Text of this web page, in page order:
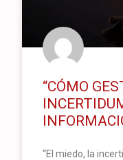
“CÓMO
“El miedo, la